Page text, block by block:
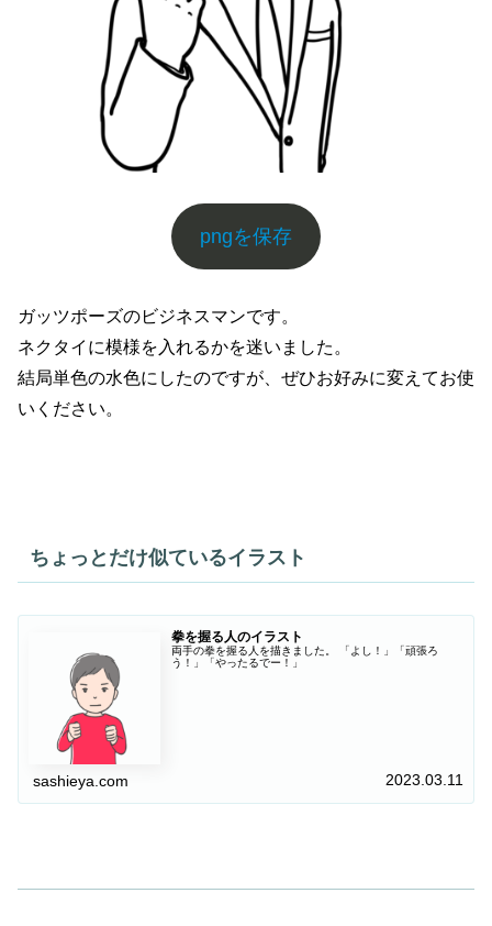
pngを保存
ガッツポーズのビジネスマンです。
ネクタイに模様を入れるかを迷いました。
結局単色の水色にしたのですが、ぜひお好みに変えてお使
いください。
ちょっとだけ似ているイラスト
拳を握る人のイラスト
両手の拳を握る人を描きました。 「よし！」「頑張ろ
う！」「やったるでー！」
sashieya.com 2023.03.11